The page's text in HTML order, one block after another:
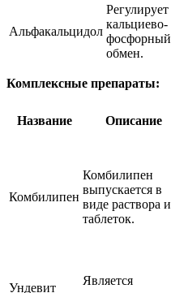
Альфакальцидол
Регулирует
кальциево-
фосфорный
обмен.
Комплексные препараты:
Название Описание
Комбилипен
Комбилипен
выпускается в
виде раствора и
таблеток.
Ундевит
Является